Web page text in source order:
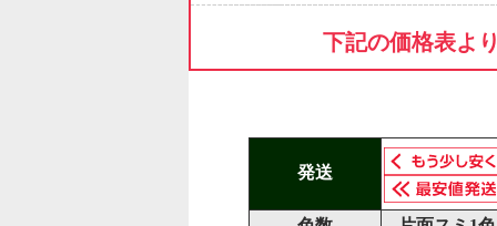
下記の価格表よ
発送